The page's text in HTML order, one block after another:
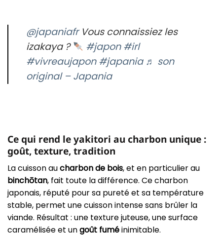
@japaniafrVous connaissiez les
izakaya ?
#japon #irl
#vivreaujapon #japania ♬ son
original – Japania
Ce qui rend le yakitori au charbon unique :
goût, texture, tradition
La cuisson aucharbon de bois, et en particulier au
binchōtan, fait toute la différence. Ce charbon
japonais, réputé pour sa pureté et sa température
stable, permet une cuisson intense sans brûler la
viande. Résultat : une texture juteuse, une surface
caramélisée et ungoût fuméinimitable.